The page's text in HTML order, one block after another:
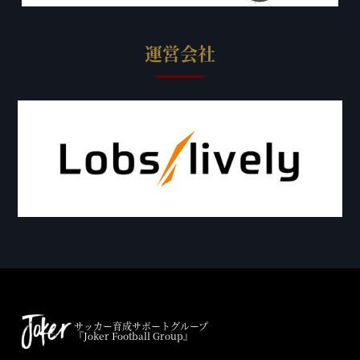
運営会社
サッカー育成サポートグループ
『Joker Football Group』